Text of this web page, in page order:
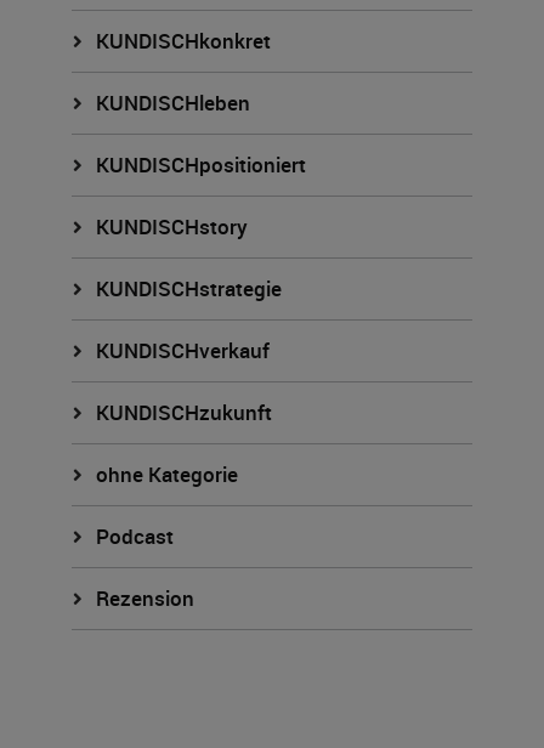
KUNDISCHkonkret
KUNDISCHleben
KUNDISCHpositioniert
KUNDISCHstory
KUNDISCHstrategie
KUNDISCHverkauf
KUNDISCHzukunft
ohne Kategorie
Podcast
Rezension